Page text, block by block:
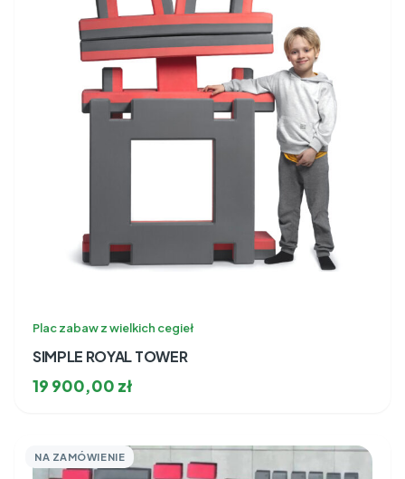
Plac zabaw z wielkich cegieł
SIMPLE ROYAL TOWER
19 900,00 zł
NA ZAMÓWIENIE